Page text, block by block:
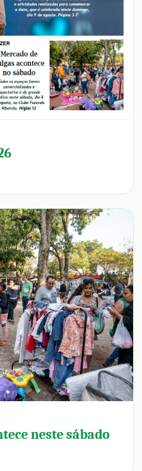
neste sábado